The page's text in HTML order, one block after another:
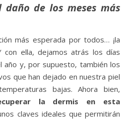
más esperada por todos… ¡la
con ella, dejamos atrás los días
año y, por supuesto, también los
que han dejado en nuestra piel
bajas. Ahora bien,
la dermis en esta
claves ideales que permitirán